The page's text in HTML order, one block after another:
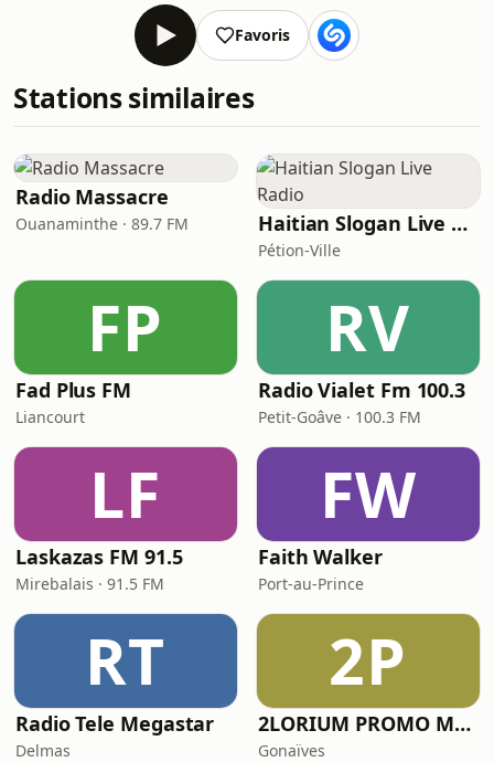
Favoris
Stations similaires
Radio Massacre
Ouanaminthe · 89.7 FM Haitian Slogan Live Radio
Pétion-Ville
FP
Fad Plus FM
Liancourt
RV
Radio Vialet Fm 100.3
Petit-Goâve · 100.3 FM
LF
Laskazas FM 91.5
Mirebalais · 91.5 FM
FW
Faith Walker
Port-au-Prince
RT
Radio Tele Megastar
Delmas
2P
2LORIUM PROMO Music
Gonaïves